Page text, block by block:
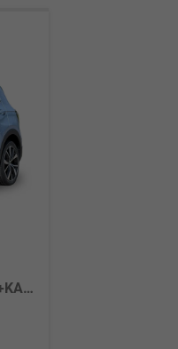
R-Line Limited IQ.LIGHT MATRIX+ACC+KAMERA+18'' ALU